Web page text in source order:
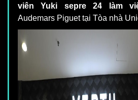
viên Yuki sepre 24 làm
Audemars Piguet tại Tòa nhà